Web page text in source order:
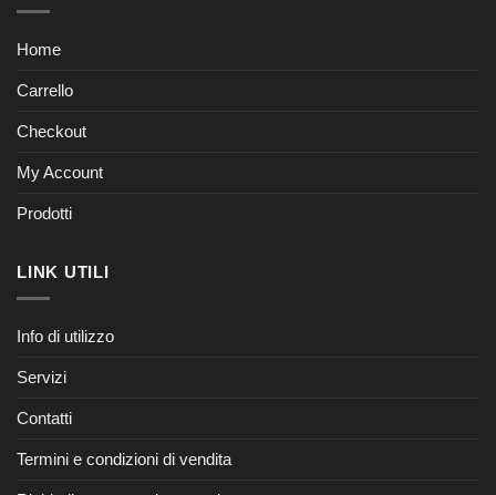
Home
Carrello
Checkout
My Account
Prodotti
LINK UTILI
Info di utilizzo
Servizi
Contatti
Termini e condizioni di vendita